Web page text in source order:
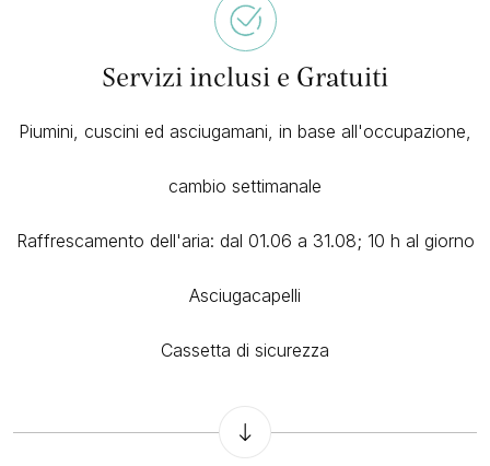
Servizi inclusi e Gratuiti
Piumini, cuscini ed asciugamani, in base all'occupazione,
cambio settimanale
Raffrescamento dell'aria: dal 01.06 a 31.08; 10 h al giorno
Asciugacapelli
Cassetta di sicurezza